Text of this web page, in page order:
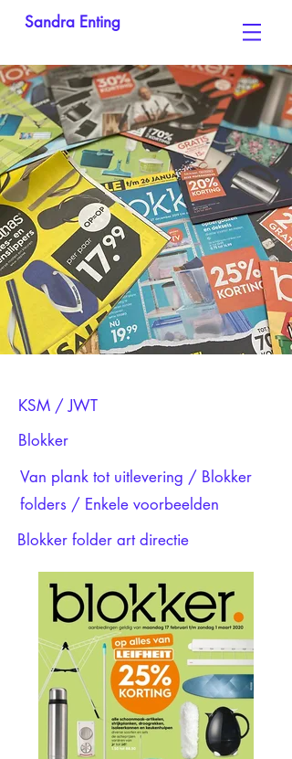
Sandra Enting
Blokker folder art directie
KSM / JWT
Blokker
Van plank tot uitlevering / Blokker
folders / Enkele voorbeelden